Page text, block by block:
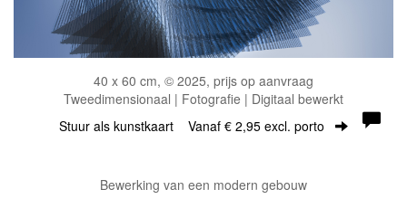
40 x 60 cm, © 2025, prijs op aanvraag
Tweedimensionaal | Fotografie | Digitaal bewerkt
Stuur als kunstkaart Vanaf € 2,95 excl. porto
Bewerking van een modern gebouw